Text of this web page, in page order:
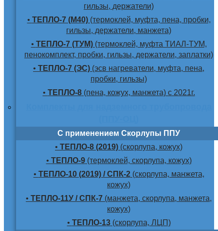
гильзы, держатели)
• ТЕПЛО-7 (М40)(термоклей, муфта, пена, пробки,
гильзы, держатели, манжета)
• ТЕПЛО-7 (ТУМ)(термоклей, муфта ТИАЛ-ТУМ,
пенокомплект, пробки, гильзы, держатели, заплатки)
• ТЕПЛО-7 (ЭС) (эсв нагреватели, муфта, пена,
пробки, гильзы)
• ТЕПЛО-8(пена, кожух, манжета) с 2021г.
С применением Скорлупы ППУ
• ТЕПЛО-8 (2019) (скорлупа, кожух)
• ТЕПЛО-9(термоклей, скорлупа, кожух)
• ТЕПЛО-10 (2019) / СПК-2(скорлупа, манжета,
кожух)
• ТЕПЛО-11У / СПК-7 (манжета, скорлупа, манжета,
кожух)
• ТЕПЛО-13(скорлупа, ЛЦП)